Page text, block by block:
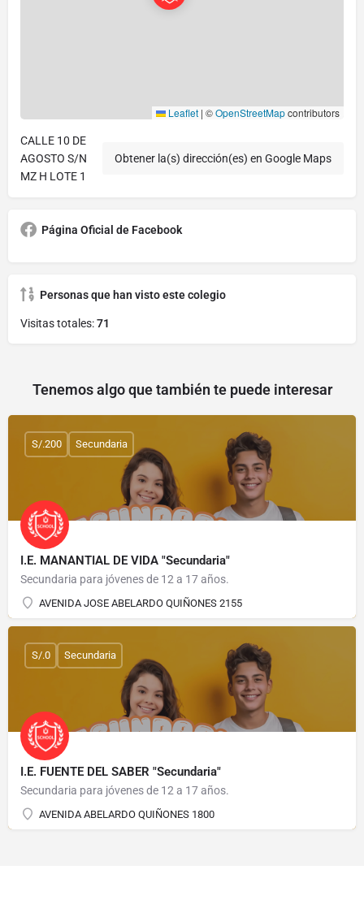
Leaflet | ©OpenStreetMapcontributors
CALLE 10 DE
AGOSTO S/N
MZ H LOTE 1
Obtener la(s) dirección(es) en Google Maps
Página Oficial de Facebook
Personas que han visto este colegio
Visitas totales:71
Tenemos algo que también te puede interesar
I.E. MANANTIAL DE VIDA "Secundaria"
Secundaria para jóvenes de 12 a 17 años.
AVENIDA JOSE ABELARDO QUIÑONES 2155
S/.200 Secundaria
I.E. FUENTE DEL SABER "Secundaria"
Secundaria para jóvenes de 12 a 17 años.
AVENIDA ABELARDO QUIÑONES 1800
S/.0 Secundaria